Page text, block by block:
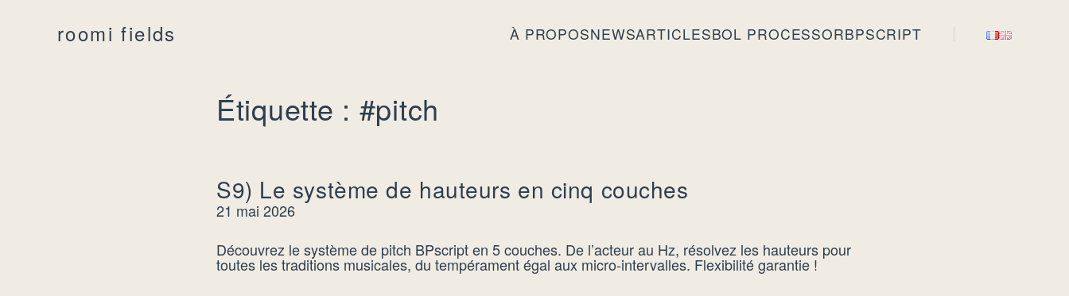
roomi fields À PROPOSNEWSARTICLESBOL PROCESSORBPSCRIPT
Étiquette : #pitch
S9) Le système de hauteurs en cinq couches
21 mai 2026
Découvrez le système de pitch BPscript en 5 couches. De l’acteur au Hz, résolvez les hauteurs pour
toutes les traditions musicales, du tempérament égal aux micro-intervalles. Flexibilité garantie !